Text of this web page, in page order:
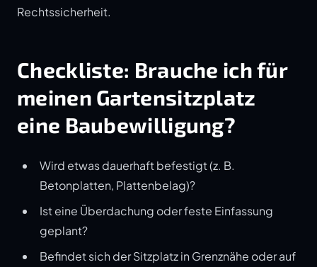
Rechtssicherheit.
Checkliste: Brauche ich für
meinen Gartensitzplatz
eine Baubewilligung?
Wird etwas dauerhaft befestigt (z. B.
Betonplatten, Plattenbelag)?
Ist eine Überdachung oder feste Einfassung
geplant?
Befindet sich der Sitzplatz in Grenznähe oder auf